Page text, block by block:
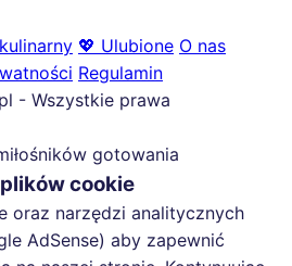
💖 Ulubione O nas
Regulamin
- Wszystkie prawa
gotowania
cookie
oraz narzędzi analitycznych
AdSense) aby zapewnić